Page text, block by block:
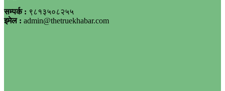
सम्पर्क : ९८१३५०८२५५
इमेल : admin@thetruekhabar.com